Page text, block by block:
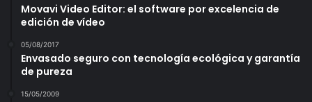
Movavi Video Editor: el software por excelencia de
edición de vídeo
05/08/2017
Envasado seguro con tecnología ecológica y garantía
de pureza
15/05/2009